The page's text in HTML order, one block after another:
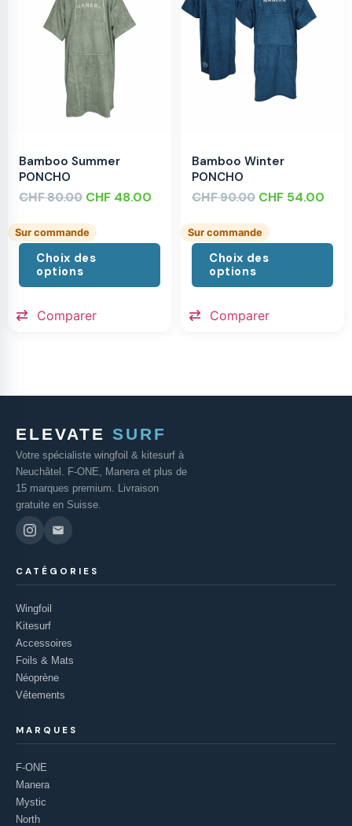
Bamboo Summer
PONCHO
CHF80.00 CHF 48.00
Sur commande
Choix des
options
Comparer
Bamboo Winter
PONCHO
CHF90.00 CHF 54.00
Sur commande
Choix des
options
Comparer
ELEVATE SURF
Votre spécialiste wingfoil & kitesurf à
Neuchâtel. F-ONE, Manera et plus de
15 marques premium. Livraison
gratuite en Suisse.
CATÉGORIES
Wingfoil
Kitesurf
Accessoires
Foils & Mats
Néoprène
Vêtements
MARQUES
F-ONE
Manera
Mystic
North